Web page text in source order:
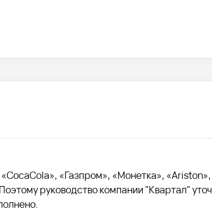
«Газпром», «Монетка», «Ariston»,
руководство компании "Квартал"